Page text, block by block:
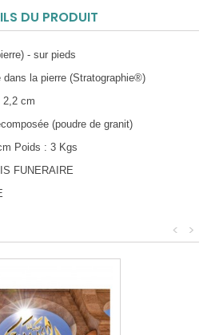
DU PRODUIT
- sur pieds
dans la pierre (Stratographie®)
2,2 cm
(poudre de granit)
Poids : 3 Kgs
FUNERAIRE
>
<